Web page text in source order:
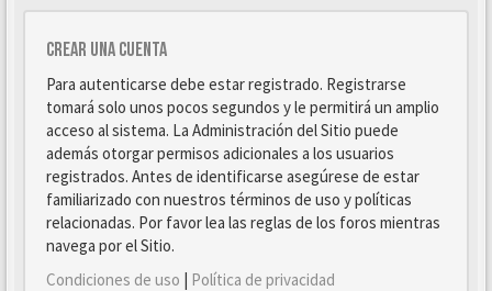
Crear una cuenta
Para autenticarse debe estar registrado. Registrarse
tomará solo unos pocos segundos y le permitirá un amplio
acceso al sistema. La Administración del Sitio puede
además otorgar permisos adicionales a los usuarios
registrados. Antes de identificarse asegúrese de estar
familiarizado con nuestros términos de uso y políticas
relacionadas. Por favor lea las reglas de los foros mientras
navega por el Sitio.
Condiciones de uso | Política de privacidad